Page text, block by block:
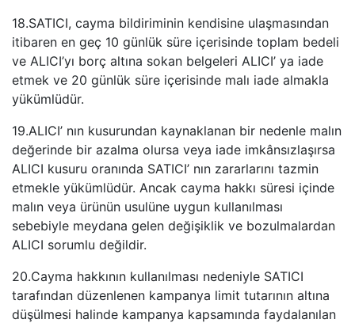
18.SATICI, cayma bildiriminin kendisine ulaşmasından
itibaren en geç 10 günlük süre içerisinde toplam bedeli
ve ALICI’yı borç altına sokan belgeleri ALICI’ ya iade
etmek ve 20 günlük süre içerisinde malı iade almakla
yükümlüdür.
19.ALICI’ nın kusurundan kaynaklanan bir nedenle malın
değerinde bir azalma olursa veya iade imkânsızlaşırsa
ALICI kusuru oranında SATICI’ nın zararlarını tazmin
etmekle yükümlüdür. Ancak cayma hakkı süresi içinde
malın veya ürünün usulüne uygun kullanılması
sebebiyle meydana gelen değişiklik ve bozulmalardan
ALICI sorumlu değildir.
20.Cayma hakkının kullanılması nedeniyle SATICI
tarafından düzenlenen kampanya limit tutarının altına
düşülmesi halinde kampanya kapsamında faydalanılan